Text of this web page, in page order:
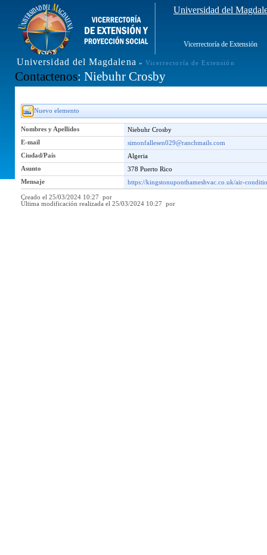
Universidad del
Vicerrectoría de Extensión
Universidad del Magdalena » Vicerrectoría de Extensión
Contactenos: Niebuhr Crosby
Nuevo elemento
Nombres y Apellidos
Niebuhr Crosby
E-mail
simonfallesen029@ranchmails.com
Ciudad/País
Algeria
Asunto
378 Puerto Rico
Mensaje
https://kingstonuponthameshvac.co.uk/air-
Creado el 25/03/2024 10:27 por
Última modificación realizada el 25/03/2024 10:27 por